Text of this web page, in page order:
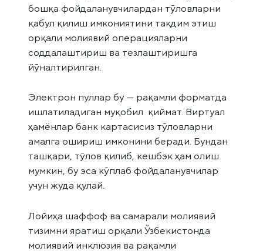
бошқа фойдаланувчилардан тўловларни
қабул қилиш имкониятини тақдим этиш
орқали молиявий операцияларни
соддалаштириш ва тезлаштиришга
йўналтирилган.
Электрон пуллар бу — рақамли форматда
ишлатиладиган муқобил қиймат. Виртуал
ҳамёнлар банк картасисиз тўловларни
амалга ошириш имконини беради. Бундан
ташқари, тўлов қилиб, кешбэк ҳам олиш
мумкин, бу эса кўплаб фойдаланувчилар
учун жуда қулай.
Лойиҳа шаффоф ва самарали молиявий
тизимни яратиш орқали Ўзбекистонда
молиявий инклюзия ва рақамли